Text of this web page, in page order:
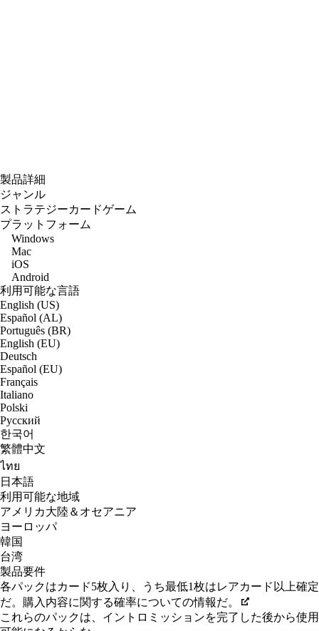
製品詳細
ジャンル
ストラテジーカードゲーム
プラットフォーム
Windows
Mac
iOS
Android
利用可能な言語
English (US)
Español (AL)
Português (BR)
English (EU)
Deutsch
Español (EU)
Français
Italiano
Polski
Русский
한국어
繁體中文
ไทย
日本語
利用可能な地域
アメリカ大陸＆オセアニア
ヨーロッパ
韓国
台湾
製品要件
各パックはカード5枚入り、うち最低1枚はレアカード以上確定
だ。購入内容に関する確率についての情報だ。
これらのパックは、イントロミッションを完了した後から使用